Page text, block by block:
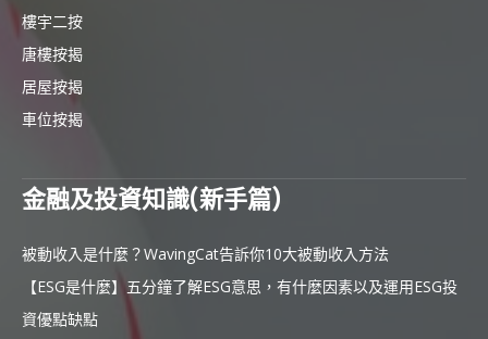
樓宇二按
唐樓按揭
居屋按揭
車位按揭
金融及投資知識(新手篇)
被動收入是什麼？WavingCat告訴你10大被動收入方法
【ESG是什麼】五分鐘了解ESG意思，有什麼因素以及運用ESG投
資優點缺點